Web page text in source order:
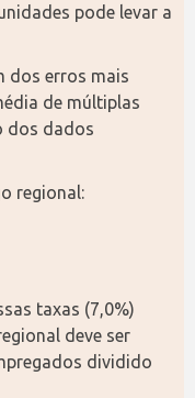
pode levar a
dos erros mais
de múltiplas
dos dados
regional:
taxas (7,0%)
deve ser
dividido